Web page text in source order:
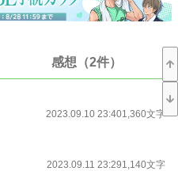
感想（2件）
2023.09.10 23:401,360文字
2023.09.11 23:291,140文字